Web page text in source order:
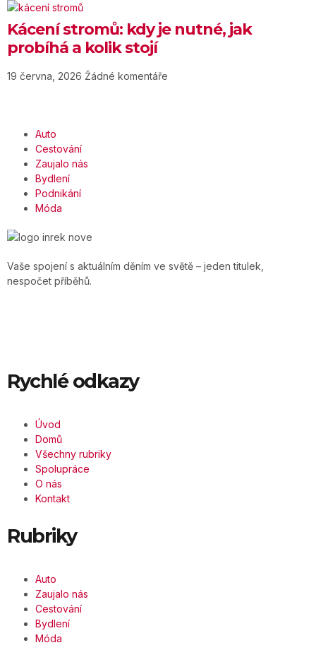
Kácení stromů: kdy je nutné, jak
probíhá a kolik stojí
19 června, 2026 Žádné komentáře
Auto
Cestování
Zaujalo nás
Bydlení
Podnikání
Móda
Vaše spojení s aktuálním děním ve světě – jeden titulek,
nespočet příběhů.
Rychlé odkazy
Úvod
Domů
Všechny rubriky
Spolupráce
O nás
Kontakt
Rubriky
Auto
Zaujalo nás
Cestování
Bydlení
Móda